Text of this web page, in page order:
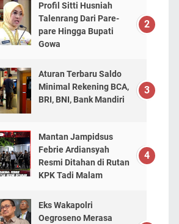
Profil Sitti Husniah
Talenrang Dari Pare-
pare Hingga Bupati
Gowa
Aturan Terbaru Saldo
Minimal Rekening BCA,
BRI, BNI, Bank Mandiri
Mantan Jampidsus
Febrie Ardiansyah
Resmi Ditahan di Rutan
KPK Tadi Malam
Eks Wakapolri
Oegroseno Merasa